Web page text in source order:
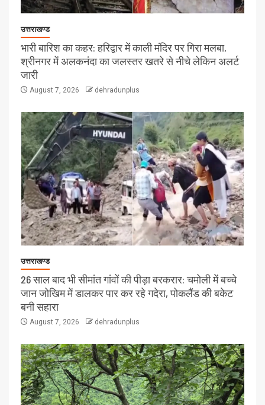
उत्तराखण्ड
भारी बारिश का कहर: हरिद्वार में काली मंदिर पर गिरा मलबा,
श्रीनगर में अलकनंदा का जलस्तर खतरे से नीचे लेकिन अलर्ट
जारी
August 7, 2026 dehradunplus
उत्तराखण्ड
26 साल बाद भी सीमांत गांवों की पीड़ा बरकरार: चमोली में बच्चे
जान जोखिम में डालकर पार कर रहे गदेरा, पोकलैंड की बकेट
बनी सहारा
August 7, 2026 dehradunplus